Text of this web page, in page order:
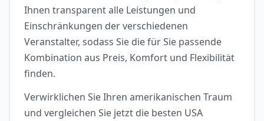
Ihnen transparent alle Leistungen und
Einschränkungen der verschiedenen
Veranstalter, sodass Sie die für Sie passende
Kombination aus Preis, Komfort und Flexibilität
finden.
Verwirklichen Sie Ihren amerikanischen Traum
und vergleichen Sie jetzt die besten USA